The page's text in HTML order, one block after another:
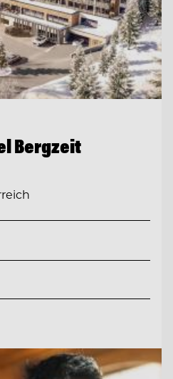
Bergzeit